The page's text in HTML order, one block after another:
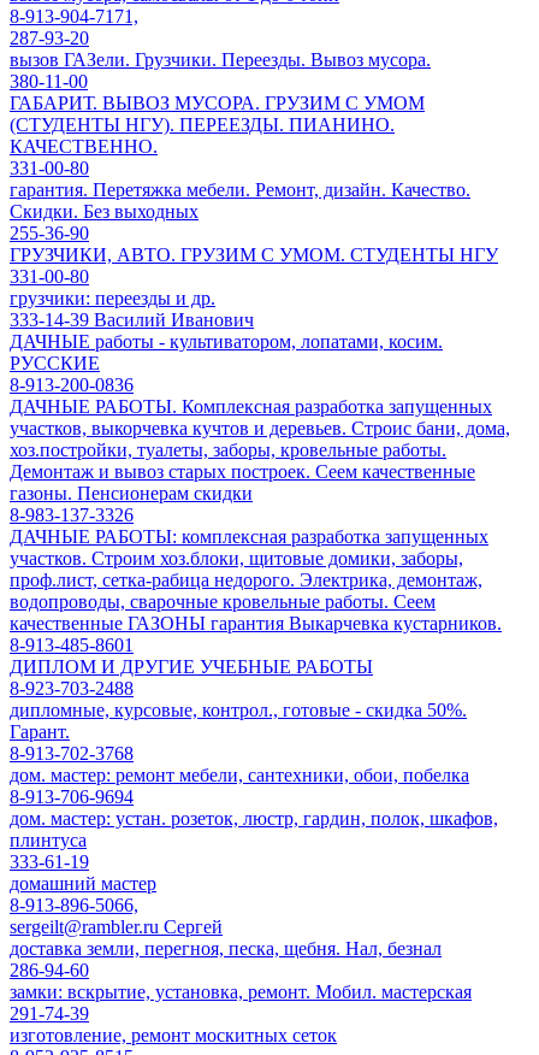
8-913-904-7171,
287-93-20
вызов ГАЗели. Грузчики. Переезды. Вывоз мусора.
380-11-00
ГАБАРИТ. ВЫВОЗ МУСОРА. ГРУЗИМ С УМОМ
(СТУДЕНТЫ НГУ). ПЕРЕЕЗДЫ. ПИАНИНО.
КАЧЕСТВЕННО.
331-00-80
гарантия. Перетяжка мебели. Ремонт, дизайн. Качество.
Скидки. Без выходных
255-36-90
ГРУЗЧИКИ, АВТО. ГРУЗИМ С УМОМ. СТУДЕНТЫ НГУ
331-00-80
грузчики: переезды и др.
333-14-39 Василий Иванович
ДАЧНЫЕ работы - культиватором, лопатами, косим.
РУССКИЕ
8-913-200-0836
ДАЧНЫЕ РАБОТЫ. Комплексная разработка запущенных
участков, выкорчевка кучтов и деревьев. Строис бани, дома,
хоз.постройки, туалеты, заборы, кровельные работы.
Демонтаж и вывоз старых построек. Сеем качественные
газоны. Пенсионерам скидки
8-983-137-3326
ДАЧНЫЕ РАБОТЫ: комплексная разработка запущенных
участков. Строим хоз.блоки, щитовые домики, заборы,
проф.лист, сетка-рабица недорого. Электрика, демонтаж,
водопроводы, сварочные кровельные работы. Сеем
качественные ГАЗОНЫ гарантия Выкарчевка кустарников.
8-913-485-8601
ДИПЛОМ И ДРУГИЕ УЧЕБНЫЕ РАБОТЫ
8-923-703-2488
дипломные, курсовые, контрол., готовые - скидка 50%.
Гарант.
8-913-702-3768
дом. мастер: ремонт мебели, сантехники, обои, побелка
8-913-706-9694
дом. мастер: устан. розеток, люстр, гардин, полок, шкафов,
плинтуса
333-61-19
домашний мастер
8-913-896-5066,
sergeilt@rambler.ru Сергей
доставка земли, перегноя, песка, щебня. Нал, безнал
286-94-60
замки: вскрытие, установка, ремонт. Мобил. мастерская
291-74-39
изготовление, ремонт москитных сеток